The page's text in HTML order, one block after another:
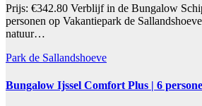
Prijs: €342.80 Verblijf in de Bungalow
personen op Vakantiepark de
natuur…
Park de Sallandshoeve
Bungalow Ijssel Comfort Plus | 6